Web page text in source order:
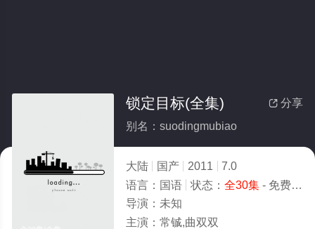
 分享
锁定目标(全集)
别名：suodingmubiao
大陆 国产 2011
7.0
语言： 国语 状态： 全30集- 免费在线观看
导演： 未知
主演： 常铖,曲双双